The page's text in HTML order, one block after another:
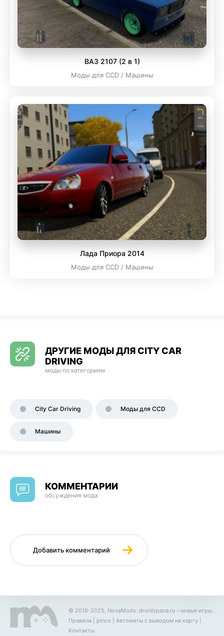
ВАЗ 2107 (2 в 1)
Моды для CCD / Машины
Лада Приора 2014
Моды для CCD / Машины
ДРУГИЕ МОДЫ ДЛЯ CITY CAR
DRIVING
моды по категориям
City Car Driving Моды для CCD
Машины
КОММЕНТАРИИ
обсуждения мода
Добавить комментарий
© 2018-2025, NovaMods. droidspace.ru - новые игры.
Правила
pinco Автоматы с выводом на карту
Контакты